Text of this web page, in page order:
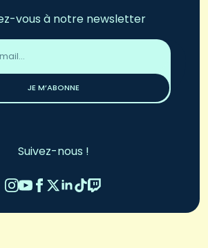
vous à notre newsletter
JE M’ABONNE
Suivez-nous !